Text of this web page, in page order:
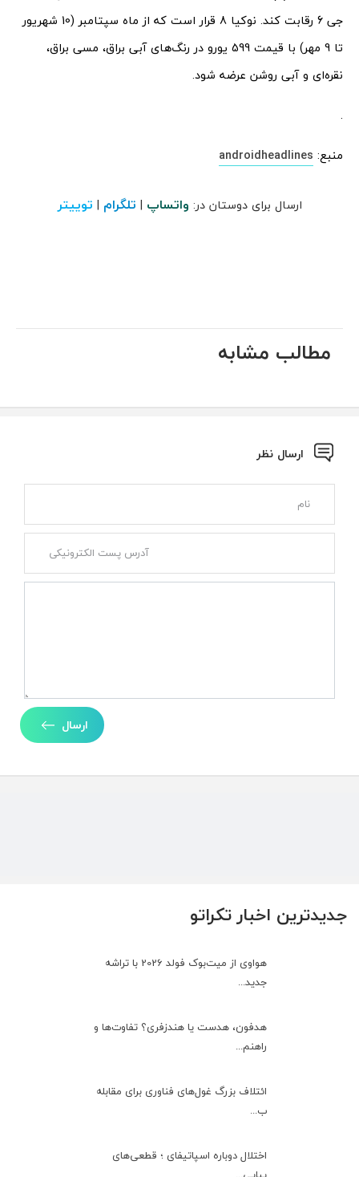
جدیدترین اخبار تکراتو
هواوی از میت‌بوک فولد 2026 با تراشه
جدید...
هدفون، هدست یا هندزفری؟ تفاوت‌ها و
راهنم...
ائتلاف بزرگ غول‌های فناوری برای مقابله
ب...
اختلال دوباره اسپاتیفای ؛ قطعی‌های
جی 6 رقابت کند. نوکیا 8 قرار است که از ماه سپتامبر (10 شهریور
تا 9 مهر) با قیمت 599 یورو در رنگ‌های آبی براق، مسی براق،
نقره‌ای و آبی روشن عرضه شود.
.
منبع: androidheadlines
ارسال برای دوستان در: واتساپ | تلگرام | توییتر
مطالب مشابه
ارسال نظر
ارسال